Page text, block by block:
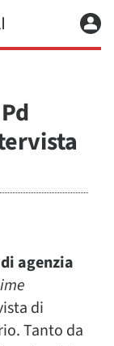
agenzia
di
Tanto da